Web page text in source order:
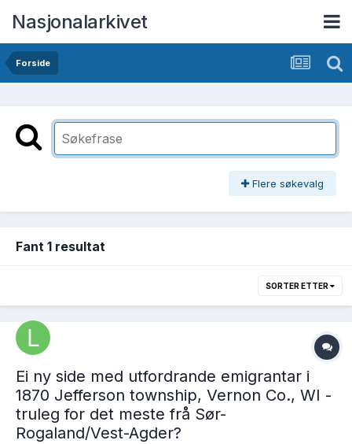
Nasjonalarkivet
Forside
Flere søkevalg
Fant 1 resultat
SORTER ETTER
Ei ny side med utfordrande emigrantar i
1870 Jefferson township, Vernon Co., WI -
truleg for det meste frå Sør-
Rogaland/Vest-Agder?